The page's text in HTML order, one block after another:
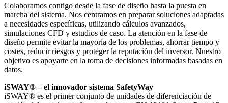
Colaboramos contigo desde la fase de diseño hasta la puesta en
marcha del sistema. Nos centramos en preparar soluciones adaptadas
a necesidades específicas, utilizando cálculos avanzados,
simulaciones CFD y estudios de caso. La atención en la fase de
diseño permite evitar la mayoría de los problemas, ahorrar tiempo y
costes, reducir riesgos y proteger la reputación del inversor. Nuestro
objetivo es apoyarte en la toma de decisiones informadas basadas en
datos.
iSWAY® – el innovador sistema SafetyWay
iSWAY® es el primer conjunto de unidades de diferenciación de